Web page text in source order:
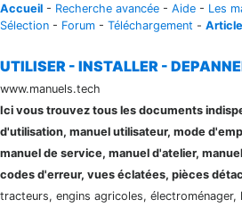
Accueil - Recherche avancée - Aide - Les
Sélection - Forum - Téléchargement -
UTILISER - INSTALLER -
www.manuels.tech
Ici vous trouvez tous les documents
d'utilisation, manuel utilisateur, mode
manuel de service, manuel d'atelier,
codes d'erreur, vues éclatées, pièces
tracteurs, engins agricoles,